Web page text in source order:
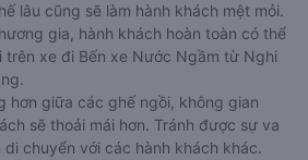
lâu cũng sẽ làm hành khách mệt mỏi.
gia, hành khách hoàn toàn có thể
trên xe đi Bến xe Nước Ngầm từ Nghi
hơn giữa các ghế ngồi, không gian
sẽ thoải mái hơn. Tránh được sự va
chuyển với các hành khách khác.